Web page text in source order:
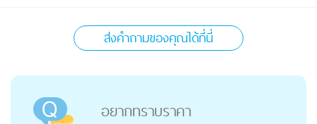
ส่งคำถามของคุณได้ที่นี่
อยากทราบราคา